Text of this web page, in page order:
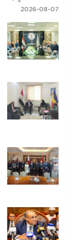
2026-08-07